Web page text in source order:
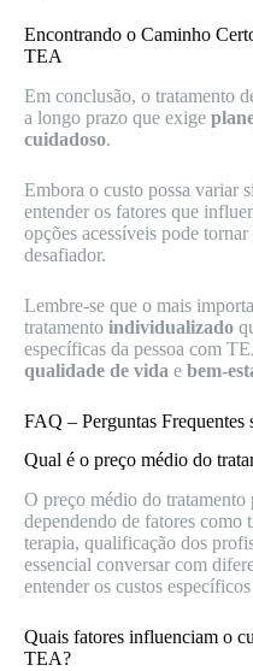
Encontrando o Caminho
TEA
Em conclusão, o tratamento
a longo prazo que exige
cuidadoso.
Embora o custo possa variar
entender os fatores que
opções acessíveis pode
desafiador.
Lembre-se que o mais
tratamento individualizado
específicas da pessoa com
qualidade de vida e bem-
FAQ – Perguntas
Qual é o preço médio do
O preço médio do
dependendo de fatores como
terapia, qualificação dos
essencial conversar com
entender os custos
Quais fatores influenciam o
TEA?